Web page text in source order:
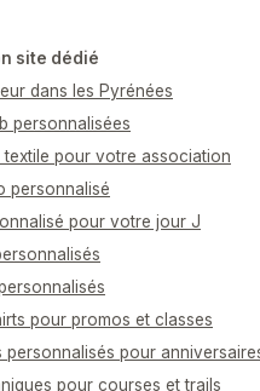
site dédié
dans les Pyrénées
personnalisées
pour votre association
personnalisé
pour votre jour J
pour promos et classes
pour
pour courses et trails